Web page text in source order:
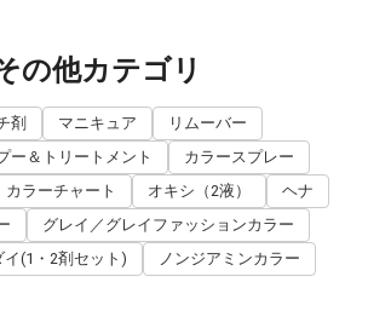
の他カテゴリ
剤 マニキュア
リムーバー
ー＆トリートメント
カラースプレー
カラーチャート オキシ（2液）
ヘナ
グレイ／グレイファッションカラー
イ(1・2剤セット)
ノンジアミンカラー